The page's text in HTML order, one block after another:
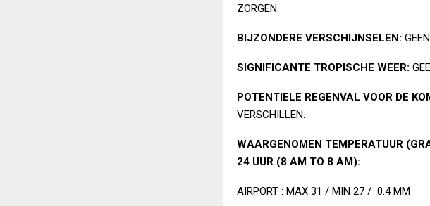
ZORGEN.
BIJZONDERE VERSCHIJNSELEN:GEEN
SIGNIFICANTE TROPISCHE WEER:
POTENTIELE REGENVAL VOOR DE
VERSCHILLEN.
WAARGENOMEN TEMPERATUUR
24 UUR (8 AM TO 8 AM):
AIRPORT : MAX 31 / MIN 27 / 0.4 MM